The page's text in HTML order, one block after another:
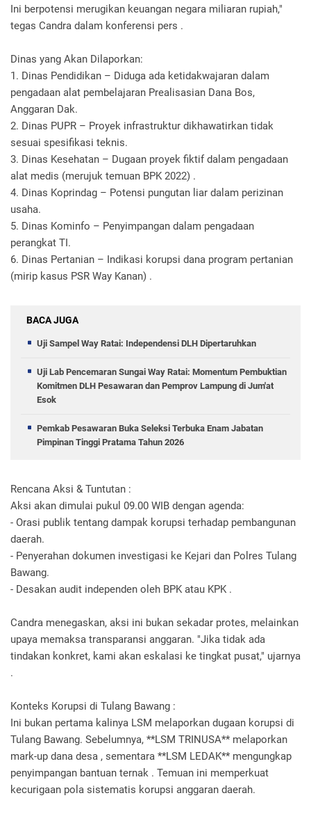
Ini berpotensi merugikan keuangan negara miliaran rupiah,"
tegas Candra dalam konferensi pers .
Dinas yang Akan Dilaporkan:
1. Dinas Pendidikan – Diduga ada ketidakwajaran dalam
pengadaan alat pembelajaran Prealisasian Dana Bos,
Anggaran Dak.
2. Dinas PUPR – Proyek infrastruktur dikhawatirkan tidak
sesuai spesifikasi teknis.
3. Dinas Kesehatan – Dugaan proyek fiktif dalam pengadaan
alat medis (merujuk temuan BPK 2022) .
4. Dinas Koprindag – Potensi pungutan liar dalam perizinan
usaha.
5. Dinas Kominfo – Penyimpangan dalam pengadaan
perangkat TI.
6. Dinas Pertanian – Indikasi korupsi dana program pertanian
(mirip kasus PSR Way Kanan) .
BACA JUGA
Uji Sampel Way Ratai: Independensi DLH Dipertaruhkan
Uji Lab Pencemaran Sungai Way Ratai: Momentum Pembuktian
Komitmen DLH Pesawaran dan Pemprov Lampung di Jum'at
Esok
Pemkab Pesawaran Buka Seleksi Terbuka Enam Jabatan
Pimpinan Tinggi Pratama Tahun 2026
Rencana Aksi & Tuntutan :
Aksi akan dimulai pukul 09.00 WIB dengan agenda:
- Orasi publik tentang dampak korupsi terhadap pembangunan
daerah.
- Penyerahan dokumen investigasi ke Kejari dan Polres Tulang
Bawang.
- Desakan audit independen oleh BPK atau KPK .
Candra menegaskan, aksi ini bukan sekadar protes, melainkan
upaya memaksa transparansi anggaran. "Jika tidak ada
tindakan konkret, kami akan eskalasi ke tingkat pusat," ujarnya
.
Konteks Korupsi di Tulang Bawang :
Ini bukan pertama kalinya LSM melaporkan dugaan korupsi di
Tulang Bawang. Sebelumnya, **LSM TRINUSA** melaporkan
mark-up dana desa , sementara **LSM LEDAK** mengungkap
penyimpangan bantuan ternak . Temuan ini memperkuat
kecurigaan pola sistematis korupsi anggaran daerah.